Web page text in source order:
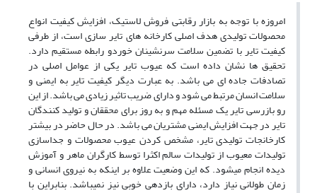
امروزه با توجه به بازار رقابتی فروش لاستیک، افزایش کیفیت انواع
محصولات تولیدی هدف اصلی کارخانه های تایر سازی است، از طرفی
کیفیت تایر با تضمین سلامت سرنشینان خوردو رابطه مستقیم دارد.
تحقیق ها نشان داده است که عیوب تایر یکی از عوامل اصلی در
تصادفات جاده ای می باشد. به عبارت دیگر کیفیت تایر به ایمنی و
سلامت انسان مرتبط می شود و دارای ضریب تاثیر زیادی می باشد. از این
رو بازرسی تایر یک مسئله مهم و به روز برای محققان و تولید کنندگان
تایر در جهت افزایش ایمنی مشتریان می باشد. در حال حاضر در بیشتر
کارخانجات تولیدی تایر، مشخص کردن عیوب محصولات و جداسازی
تولیدات معیوب از تولیدات سالم اکثرا توسط کارگران ماهر و آموزش
دیده انجام میشود. که این وضعیت علاوه بر اینکه به نیروی انسانی و
زمان طولانی نیاز دارد، دارای بازدهی خوبی نیز نمیباشد. بنابراین با